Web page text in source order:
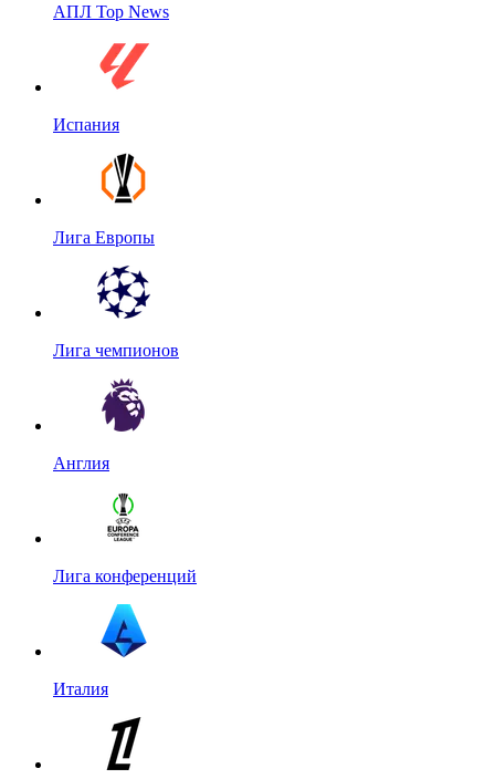
АПЛ Top News
Испания
Лига Европы
Лига чемпионов
Англия
Лига конференций
Италия